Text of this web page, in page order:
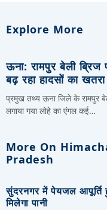
Explore More
ऊना: रामपुर बेली ब्रिज
बढ़ रहा हादसों का खतरा
प्रमुख तथ्य ऊना जिले के रामपुर
लगाया गया लोहे का एंगल कई…
More On
Pradesh
सुंदरनगर में पेयजल आपूर्ति
मिलेगा पानी